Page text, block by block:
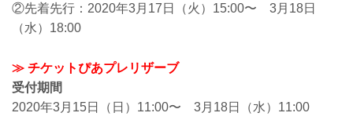
②先着先行：2020年3月17日（火）15:00〜 3月18日
（水）18:00
≫ チケットぴあプレリザーブ
受付期間
2020年3月15日（日）11:00〜 3月18日（水）11:00